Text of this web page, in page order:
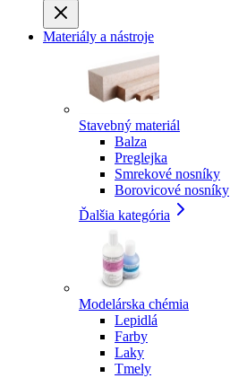
Materiály a nástroje
Stavebný materiál
Balza
Preglejka
Smrekové nosníky
Borovicové nosníky
Ďalšia kategória
Modelárska chémia
Lepidlá
Farby
Laky
Tmely